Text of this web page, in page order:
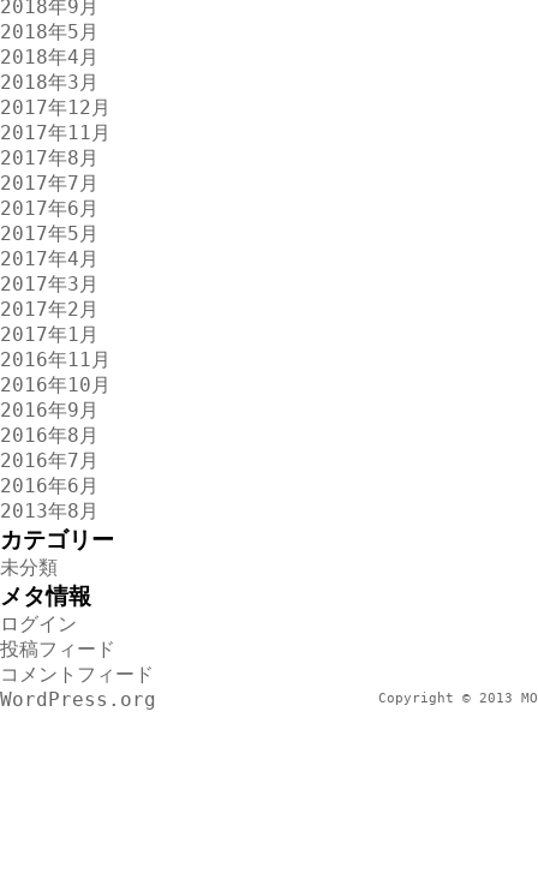
2018年9月
2018年5月
2018年4月
2018年3月
2017年12月
2017年11月
2017年8月
2017年7月
2017年6月
2017年5月
2017年4月
2017年3月
2017年2月
2017年1月
2016年11月
2016年10月
2016年9月
2016年8月
2016年7月
2016年6月
2013年8月
カテゴリー
未分類
メタ情報
ログイン
投稿フィード
コメントフィード
WordPress.org
Copyright © 2013